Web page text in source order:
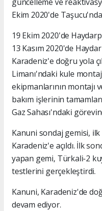
Ekim 2020'de
19 Ekim 2020'de
13 Kasım 2020'de
Karadeniz'e doğru yola
Limanı'ndaki kule
ekipmanlarının montajı
bakım işlerinin
Gaz Sahası'ndaki
Kanuni sondaj gemisi,
Karadeniz'e açıldı. İlk
yapan gemi, Türkali-2
testlerini gerçekleştirdi.
Kanuni, Karadeniz'de
devam ediyor.